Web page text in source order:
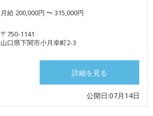
月給 200,000円 〜 315,000円
〒750-1141
山口県下関市小月幸町2-3
詳細を見る
公開日:07月14日